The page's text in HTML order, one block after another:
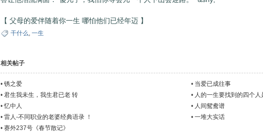
【 父母的爱伴随着你一生 哪怕他们已经年迈 】
干什么, 一生
相关帖子
• 锈之爱 • 当爱已成往事
• 君生我未生，我生君已老 转 • 人的一生要找到的四个人
•忆中人 • 人间鸳鸯谱
• 雷人-不同职业的老婆经典语录 ！ • 一堆大实话
• 赛外237号《春节散记》